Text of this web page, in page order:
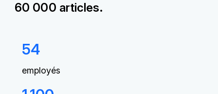
60 000 articles.
54
employés